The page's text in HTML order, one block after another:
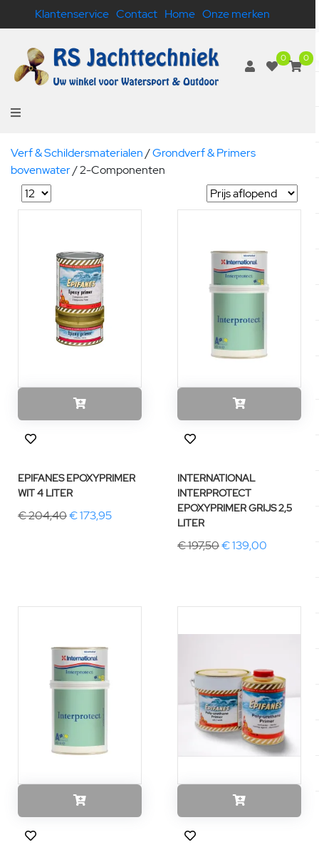
Klantenservice Contact Home Onze merken
0 0
Verf & Schildersmaterialen/Grondverf & Primers
bovenwater/2-Componenten
EPIFANES EPOXYPRIMER
WIT 4 LITER
€ 204,40€ 173,95
INTERNATIONAL
INTERPROTECT
EPOXYPRIMER GRIJS 2,5
LITER
€ 197,50€ 139,00